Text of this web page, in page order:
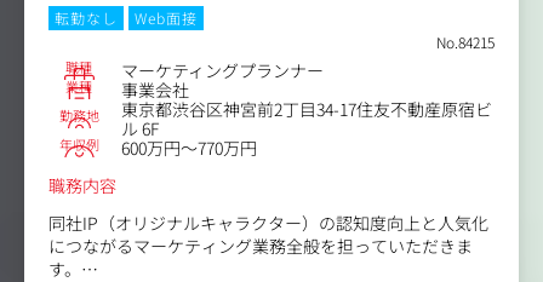
・期待
チームとして再現性のある成果を出す
新しい勝ちパターンを生み出し続ける
「なぜ勝てているか」を説明できる
成果（粗利）への強いコミット
プレイヤーとマネージャーの両立志向
当事者意識を持ち、最後は自分で意思決定できる
再現性のある勝ちパターンを作ることへの関心
転勤なし
Web面接
No.84215
職種 マーケティングプランナー
業種 事業会社
勤務地
東京都渋谷区神宮前2丁目34-17住友不動産原宿ビ
ル 6F
年収例
600万円～770万円
職務内容
同社IP（オリジナルキャラクター）の認知度向上と人気化
につながるマーケティング業務全般を担っていただきま
す。